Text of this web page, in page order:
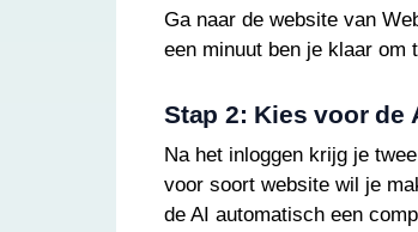
Ga naar de website van
een minuut ben je klaar om
Stap 2: Kies voor de
Na het inloggen krijg je
voor soort website wil je
de AI automatisch een